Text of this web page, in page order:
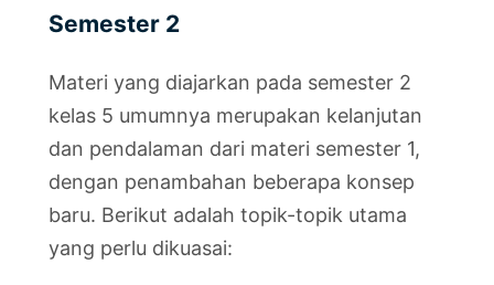
Semester 2
Materi yang diajarkan pada semester 2
kelas 5 umumnya merupakan kelanjutan
dan pendalaman dari materi semester 1,
dengan penambahan beberapa konsep
baru. Berikut adalah topik-topik utama
yang perlu dikuasai: